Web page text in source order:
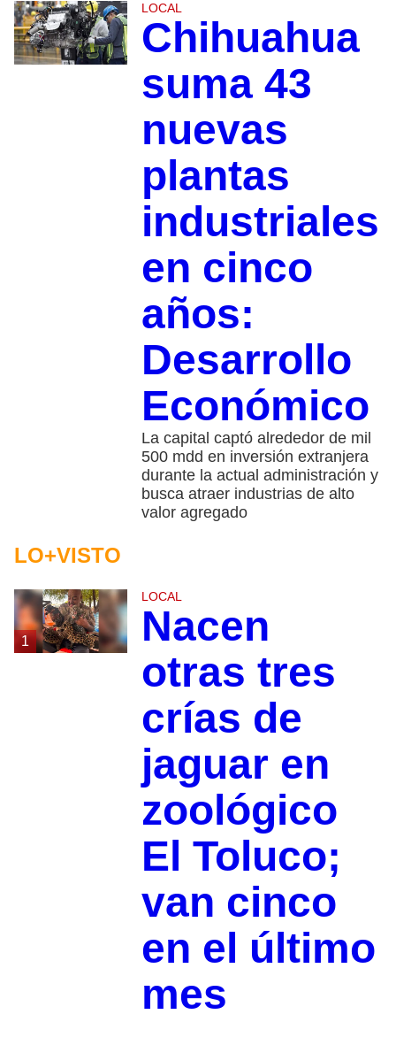
LOCAL
Chihuahua
suma 43
nuevas
plantas
industriales
en cinco
años:
Desarrollo
Económico
La capital captó alrededor de mil
500 mdd en inversión extranjera
durante la actual administración y
busca atraer industrias de alto
valor agregado
LO+VISTO
1
LOCAL
Nacen
otras tres
crías de
jaguar en
zoológico
El Toluco;
van cinco
en el último
mes